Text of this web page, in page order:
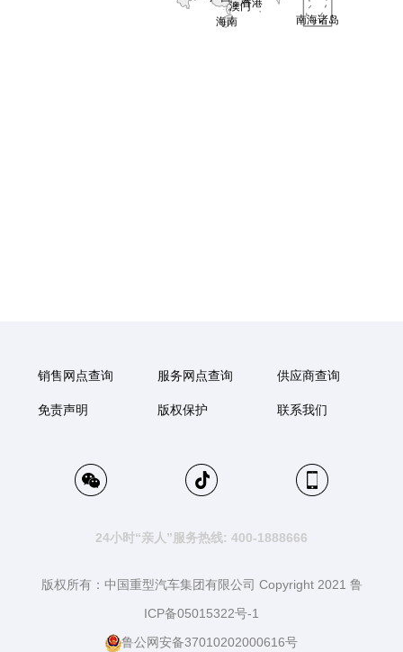
销售网点查询 服务网点查询 供应商查询
免责声明 版权保护 联系我们
24小时“亲人”服务热线: 400-1888666
版权所有：中国重型汽车集团有限公司 Copyright 2021 鲁
ICP备05015322号-1
鲁公网安备37010202000616号